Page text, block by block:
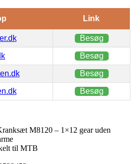
Link
Besøg
Besøg
Besøg
Besøg
M8120 – 1×12 gear uden
til MTB